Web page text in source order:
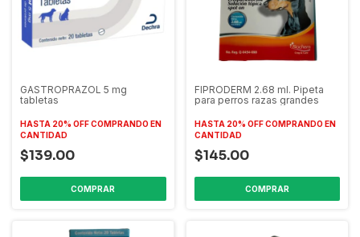
GASTROPRAZOL 5 mg
tabletas
HASTA 20% OFFCOMPRANDO EN
CANTIDAD
$139.00
FIPRODERM 2.68 ml. Pipeta
para perros razas grandes
HASTA 20% OFF COMPRANDO EN
CANTIDAD
$145.00